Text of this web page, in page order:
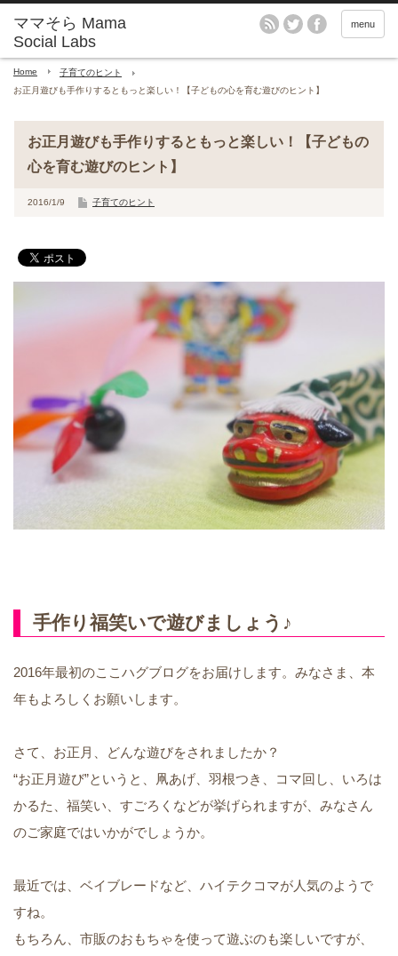
menu
Home
子育てのヒント
お正月遊びも手作りするともっと楽しい！【子どもの心を育む遊びのヒント】
お正月遊びも手作りするともっと楽しい！【子どもの
心を育む遊びのヒント】
2016/1/9 子育てのヒント
手作り福笑いで遊びましょう♪
2016年最初のここハグブログをお届けします。みなさま、本
年もよろしくお願いします。
さて、お正月、どんな遊びをされましたか？
“お正月遊び”というと、凧あげ、羽根つき、コマ回し、いろは
かるた、福笑い、すごろくなどが挙げられますが、みなさん
のご家庭ではいかがでしょうか。
最近では、ベイブレードなど、ハイテクコマが人気のようで
すね。
もちろん、市販のおもちゃを使って遊ぶのも楽しいですが、